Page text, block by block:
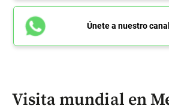
Únete a nuestro
Visita mundial en